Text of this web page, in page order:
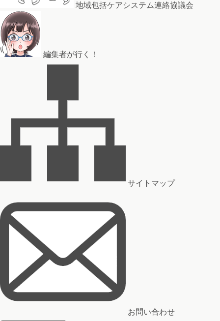
地域包括ケアシステム連絡協議会
編集者が行く！
サイトマップ
お問い合わせ